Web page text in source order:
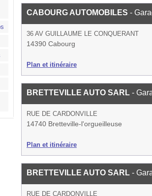
CABOURG AUTOMOBILES -
36 AV GUILLAUME LE CONQUERANT
14390 Cabourg
Plan et itinéraire
BRETTEVILLE AUTO SARL -
RUE DE CARDONVILLE
14740 Bretteville-l'orgueilleuse
Plan et itinéraire
BRETTEVILLE AUTO SARL -
RUE DE CARDONVILLE